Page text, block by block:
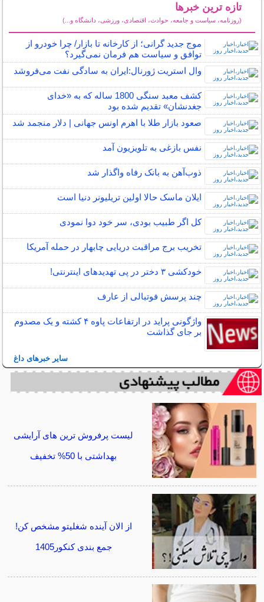
تازه ترین خبرها
(روزنامه، سیاست و جامعه، حوادث، اقتصادی، ورزشی، دانشگاه و...)
موج جدید گرانی؛ از کارخانه تا بازار/ چرا خودرو از
توافق و سیاست هم فرمان نمی‌گیرد؟
وال استریت ژورنال:ایران به سادگی نفت می‌فروشد
کشف معبد سنگی 1800 ساله که به «خدای
جغدنشان» تقدیم شده بود
صعود بازار طلا با اهرم اونس جهانی | دلار منجمد شد
نفس بازغی به تلویزیون آمد
ذوب‌آهن به بانک رفاه واگذار شد
ایلان ماسک حالا اولین تریلیونر دنیا است
کل اگر طبیب بودی، سر خود دوا نمودی
تخریب برج مراقبت دریایی چابهار در حمله آمریکا
خودکشی ۳ دختر در پی تهدید‌های اینترنتی!
چند پرسش فوتبالی از عارف
واژگونی پراید در ارتفاعات پاوه ۴ کشته و یک مصدوم
بر جای گذاشت
سایر خبرهای داغ
لیست پرفروش ترین های آرایشی
بهداشتی با 50% تخفیف
از الان آینده شغلیتو مشخص کن!
جمع بندی کنکور1405